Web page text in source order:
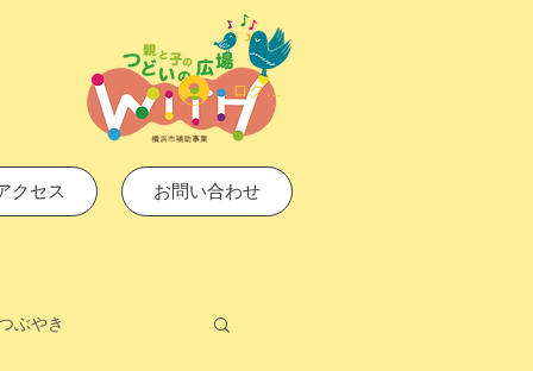
ログイン
クセス お問い合わせ
ぶやき